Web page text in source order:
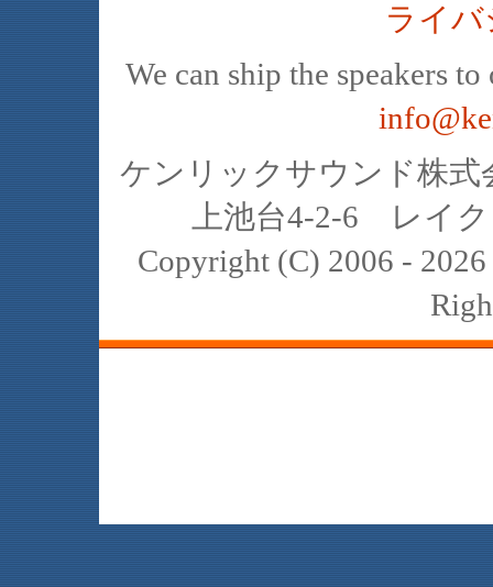
ライ
We can ship the speakers
ケンリックサウンド株
上池台4-2-6 レイ
Copyright (C) 2006 -